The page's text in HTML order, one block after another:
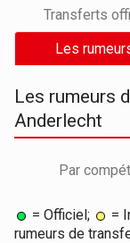
Transferts
Les
Les rumeurs
Anderlecht
Par
= Officiel; =
rumeurs de